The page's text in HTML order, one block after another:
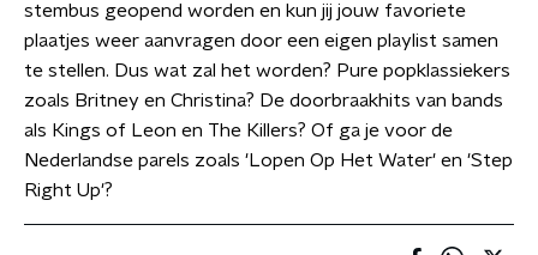
stembus geopend worden en kun jij jouw favoriete
plaatjes weer aanvragen door een eigen playlist samen
te stellen. Dus wat zal het worden? Pure popklassiekers
zoals Britney en Christina? De doorbraakhits van bands
als Kings of Leon en The Killers? Of ga je voor de
Nederlandse parels zoals 'Lopen Op Het Water' en 'Step
Right Up'?